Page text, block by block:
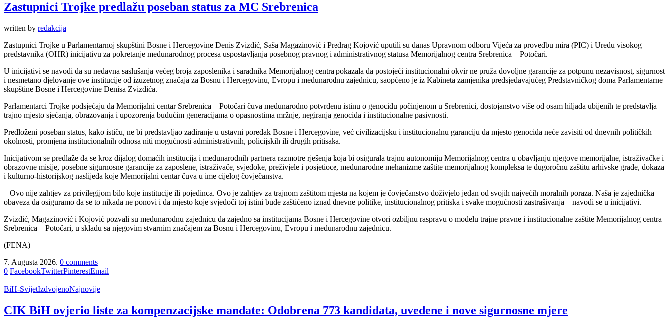
Zastupnici Trojke predlažu poseban status za MC Srebrenica
written by redakcija
Zastupnici Trojke u Parlamentarnoj skupštini Bosne i Hercegovine Denis Zvizdić, Saša Magazinović i Predrag Kojović uputili su danas Upravnom odboru Vijeća za provedbu mira (PIC) i Uredu visokog
predstavnika (OHR) inicijativu za pokretanje međunarodnog procesa uspostavljanja posebnog pravnog i administrativnog statusa Memorijalnog centra Srebrenica – Potočari.
U inicijativi se navodi da su nedavna saslušanja većeg broja zaposlenika i saradnika Memorijalnog centra pokazala da postojeći institucionalni okvir ne pruža dovoljne garancije za potpunu nezavisnost, sigurnost
i nesmetano djelovanje ove institucije od izuzetnog značaja za Bosnu i Hercegovinu, Evropu i međunarodnu zajednicu, saopćeno je iz Kabineta zamjenika predsjedavajućeg Predstavničkog doma Parlamentarne
skupštine Bosne i Hercegovine Denisa Zvizdića.
Parlamentarci Trojke podsjećaju da Memorijalni centar Srebrenica – Potočari čuva međunarodno potvrđenu istinu o genocidu počinjenom u Srebrenici, dostojanstvo više od osam hiljada ubijenih te predstavlja
trajno mjesto sjećanja, obrazovanja i upozorenja budućim generacijama o opasnostima mržnje, negiranja genocida i institucionalne pasivnosti.
Predloženi poseban status, kako ističu, ne bi predstavljao zadiranje u ustavni poredak Bosne i Hercegovine, već civilizacijsku i institucionalnu garanciju da mjesto genocida neće zavisiti od dnevnih političkih
okolnosti, promjena institucionalnih odnosa niti mogućnosti administrativnih, policijskih ili drugih pritisaka.
Inicijativom se predlaže da se kroz dijalog domaćih institucija i međunarodnih partnera razmotre rješenja koja bi osigurala trajnu autonomiju Memorijalnog centra u obavljanju njegove memorijalne, istraživačke i
obrazovne misije, posebne sigurnosne garancije za zaposlene, istraživače, svjedoke, preživjele i posjetioce, međunarodne mehanizme zaštite memorijalnog kompleksa te dugoročnu zaštitu arhivske građe, dokaza
i kulturno-historijskog naslijeđa koje Memorijalni centar čuva u ime cijelog čovječanstva.
– Ovo nije zahtjev za privilegijom bilo koje institucije ili pojedinca. Ovo je zahtjev za trajnom zaštitom mjesta na kojem je čovječanstvo doživjelo jedan od svojih najvećih moralnih poraza. Naša je zajednička
obaveza da osiguramo da se to nikada ne ponovi i da mjesto koje svjedoči toj istini bude zaštićeno iznad dnevne politike, institucionalnog pritiska i svake mogućnosti zastrašivanja – navodi se u inicijativi.
Zvizdić, Magazinović i Kojović pozvali su međunarodnu zajednicu da zajedno sa institucijama Bosne i Hercegovine otvori ozbiljnu raspravu o modelu trajne pravne i institucionalne zaštite Memorijalnog centra
Srebrenica – Potočari, u skladu sa njegovim stvarnim značajem za Bosnu i Hercegovinu, Evropu i međunarodnu zajednicu.
(FENA)
7. Augusta 2026. 0 comments
0 FacebookTwitterPinterestEmail
BiH-SvijetIzdvojenoNajnovije
CIK BiH ovjerio liste za kompenzacijske mandate: Odobrena 773 kandidata, uvedene i nove sigurnosne mjere